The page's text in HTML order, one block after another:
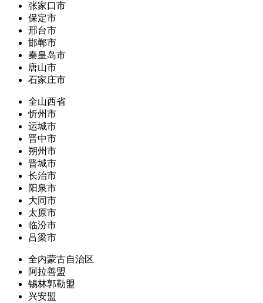
张家口市
保定市
邢台市
邯郸市
秦皇岛市
唐山市
石家庄市
全山西省
忻州市
运城市
晋中市
朔州市
晋城市
长治市
阳泉市
大同市
太原市
临汾市
吕梁市
全内蒙古自治区
阿拉善盟
锡林郭勒盟
兴安盟